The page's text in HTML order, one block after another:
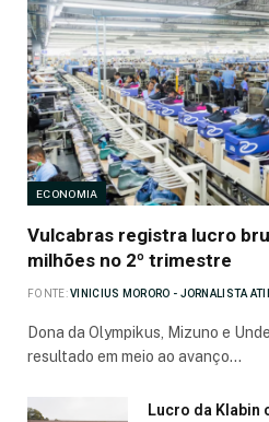
ECONOMIA
Vulcabras registra lucro
milhões no 2º trimestre
FONTE: VINICIUS MORORO - JORNALISTA
Dona da Olympikus, Mizuno e
resultado em meio ao avanço…
Lucro da Klabin